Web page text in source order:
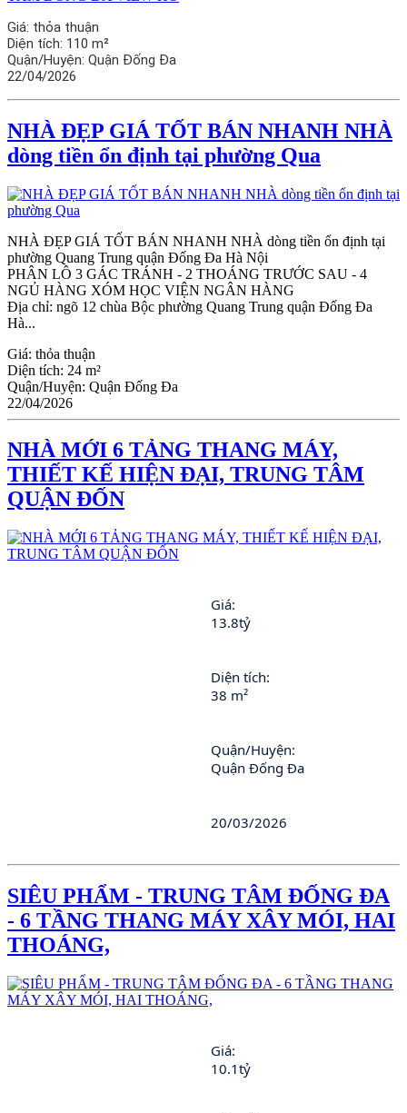
Giá: thỏa thuận
Diện tích: 110 m²
Quận/Huyện: Quận Đống Đa
22/04/2026
NHÀ ĐẸP GIÁ TỐT BÁN NHANH NHÀ
dòng tiền ổn định tại phường Qua
NHÀ ĐẸP GIÁ TỐT BÁN NHANH NHÀ dòng tiền ổn định tại
phường Quang Trung quận Đống Đa Hà Nội
PHÂN LÔ 3 GÁC TRÁNH - 2 THOÁNG TRƯỚC SAU - 4
NGỦ HÀNG XÓM HỌC VIỆN NGÂN HÀNG
Địa chỉ: ngõ 12 chùa Bộc phường Quang Trung quận Đống Đa
Hà...
Giá: thỏa thuận
Diện tích: 24 m²
Quận/Huyện: Quận Đống Đa
22/04/2026
NHÀ MỚI 6 TẢNG THANG MÁY,
THIẾT KẾ HIỆN ĐẠI, TRUNG TÂM
QUẬN ĐỐN
Giá:
13.8tỷ
Diện tích:
38 m²
Quận/Huyện:
Quận Đống Đa
20/03/2026
SIÊU PHẨM - TRUNG TÂM ĐỐNG ĐA
- 6 TẦNG THANG MÁY XÂY MÓI, HAI
THOÁNG,
Giá:
10.1tỷ